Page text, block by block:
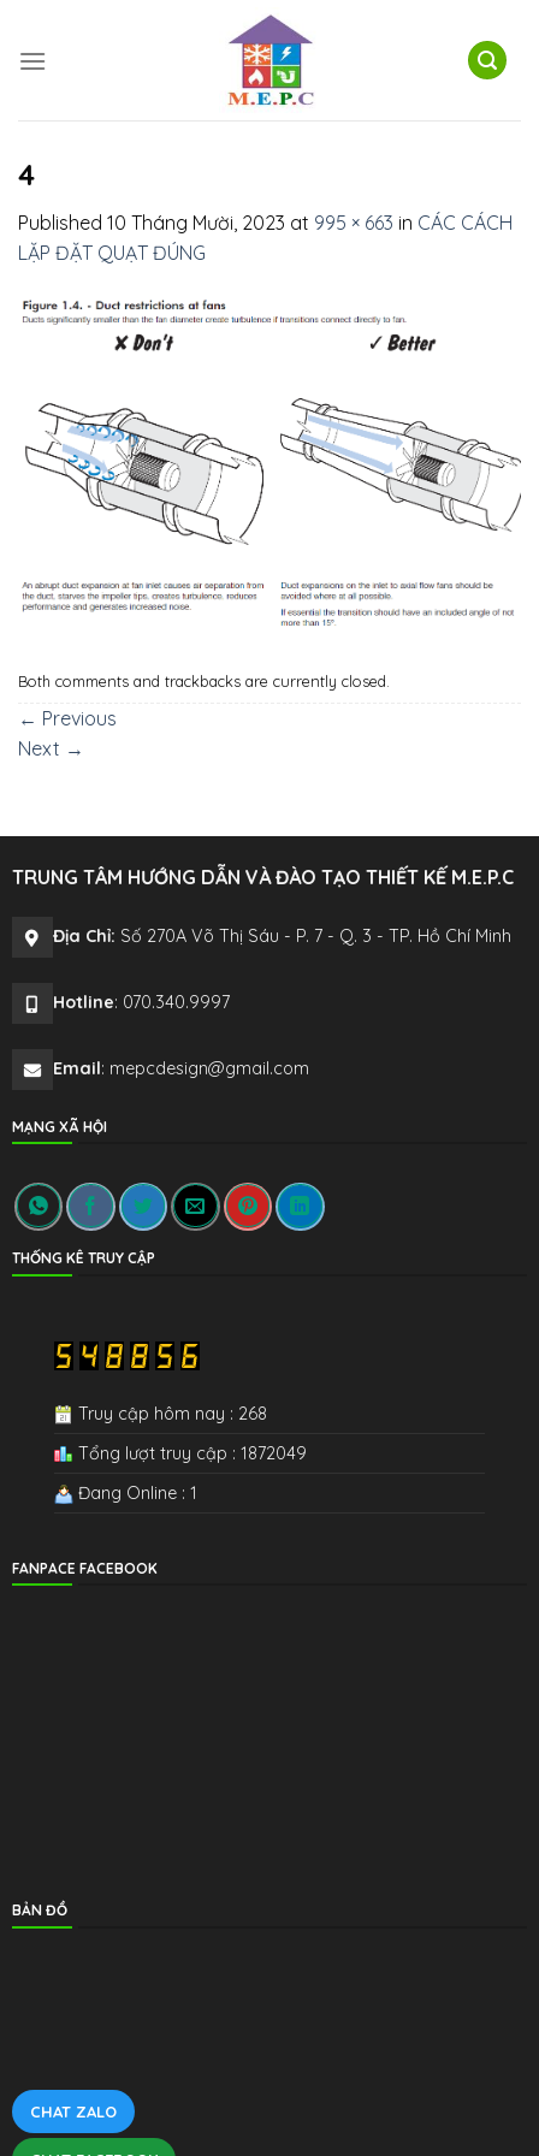
content
CHAT ZALO
4
Published 10 Tháng Mười, 2023 at 995 × 663 in CÁC CÁCH
LẶP ĐẶT QUẠT ĐÚNG
Both comments and trackbacks are currently closed.
← Previous
Next →
TRUNG TÂM HƯỚNG DẪN VÀ ĐÀO TẠO THIẾT KẾ M.E.P.C
Địa Chỉ: Số 270A Võ Thị Sáu - P. 7 - Q. 3 - TP. Hồ Chí Minh
Hotline: 070.340.9997
Email: mepcdesign@gmail.com
MẠNG XÃ HỘI
THỐNG KÊ TRUY CẬP
Truy cập hôm nay : 268
Tổng lượt truy cập : 1872049
Đang Online : 1
FANPACE FACEBOOK
BẢN ĐỒ